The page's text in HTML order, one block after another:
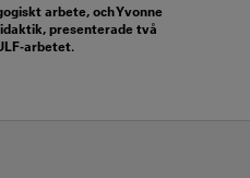
arbete, och Yvonne
presenterade två
arbetet.